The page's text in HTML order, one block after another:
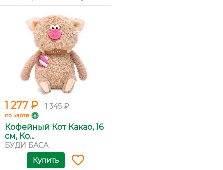
1 277 ₽ 1 345 ₽
по карте
Кофейный Кот Какао, 16
см, Ко...
БУДИ БАСА
Купить